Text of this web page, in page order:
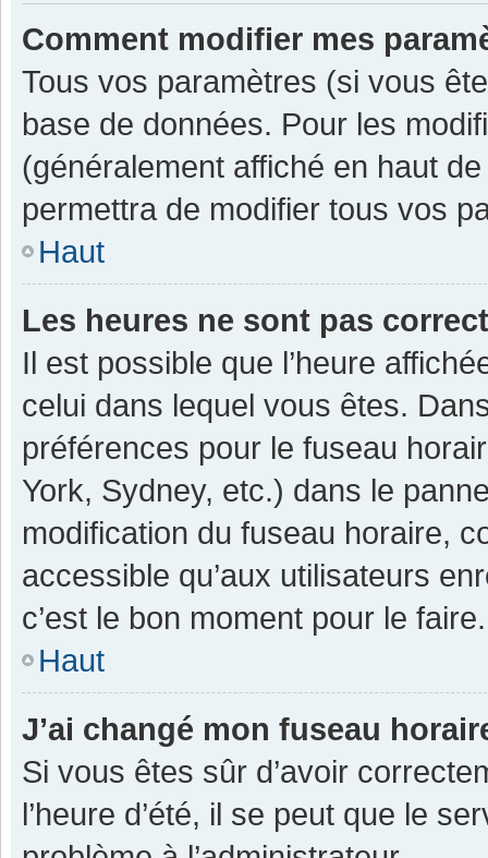
Comment modifier mes
Tous vos paramètres (si vous
base de données. Pour les
(généralement affiché en haut
permettra de modifier tous vos
Haut
Les heures ne sont pas
Il est possible que l’heure
celui dans lequel vous êtes.
préférences pour le fuseau
York, Sydney, etc.) dans le
modification du fuseau horaire,
accessible qu’aux utilisateurs
c’est le bon moment pour le faire.
Haut
J’ai changé mon fuseau
Si vous êtes sûr d’avoir
l’heure d’été, il se peut que le